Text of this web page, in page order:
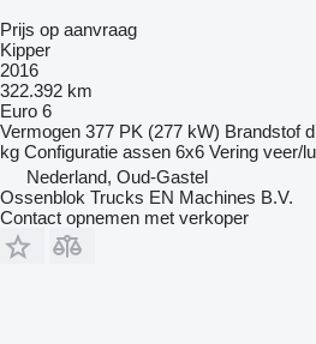
Prijs op aanvraag
Kipper
2016
322.392 km
Euro 6
Vermogen 377 PK (277 kW) Brandstof
kg Configuratie assen 6x6 Vering veer/
Nederland, Oud-Gastel
Ossenblok Trucks EN Machines B.V.
Contact opnemen met verkoper